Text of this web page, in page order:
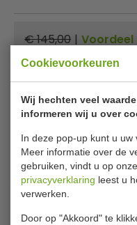
Cookievoorkeuren
Wij hechten veel
informeren wij u over
In deze pop-up kunt u uw
Meer informatie over de
gebruiken, vindt u op onze
privacyverklaring leest u
verwerken.
Door op "Akkoord" te
€ 145,00 | Voordeel
€ 129,00excl.
€156,09 incl. btw
In
Ofbetaal52,03in 3
✔ Gratis verzending* ✔